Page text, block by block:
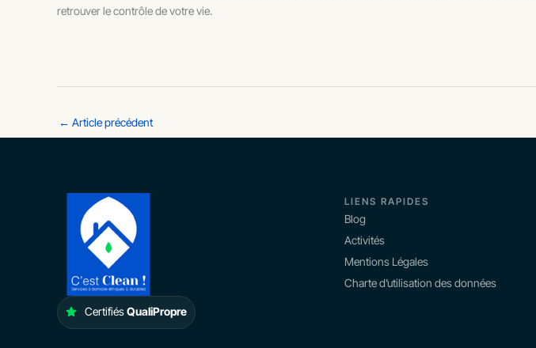
retrouver le contrôle de votre vie.
← Article précédent
CertifiésQualiPropre
LIENS RAPIDES
Blog
Activités
Mentions Légales
Charte d’utilisation des données